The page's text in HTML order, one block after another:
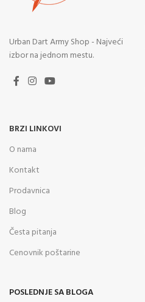
Urban Dart Army Shop - Najveći
izbor na jednom mestu.
BRZI LINKOVI
O nama
Kontakt
Prodavnica
Blog
Česta pitanja
Cenovnik poštarine
POSLEDNJE SA BLOGA